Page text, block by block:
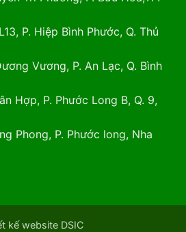
P. Hiệp Bình Phước, Q. Thủ
Vương, P. An Lạc, Q. Bình
Hợp, P. Phước Long B, Q. 9,
Phong, P. Phước long, Nha
kế website DSIC